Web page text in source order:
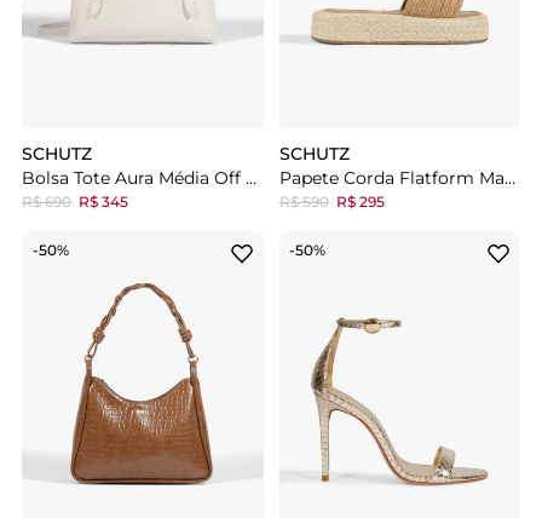
SCHUTZ
Bolsa Tote Aura Média Off White
R$ 690 R$ 345
SCHUTZ
Papete Corda Flatform Marrom
R$ 590 R$ 295
-50% -50%